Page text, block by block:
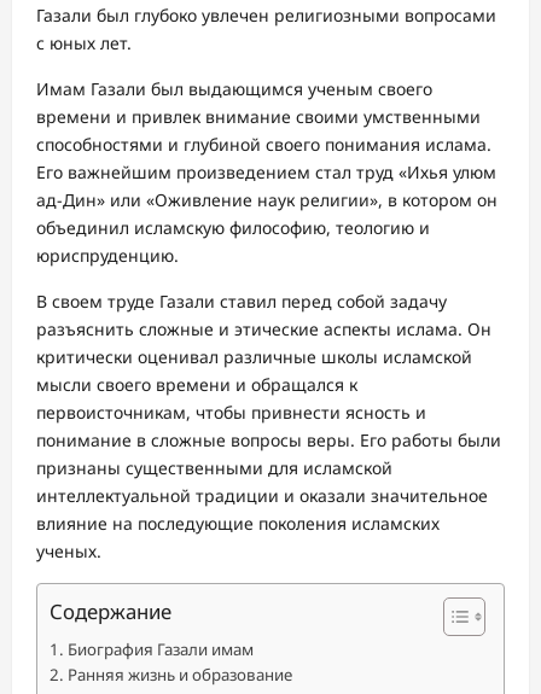
Газали был глубоко увлечен религиозными вопросами
с юных лет.
Имам Газали был выдающимся ученым своего
времени и привлек внимание своими умственными
способностями и глубиной своего понимания ислама.
Его важнейшим произведением стал труд «Ихья улюм
ад-Дин» или «Оживление наук религии», в котором он
объединил исламскую философию, теологию и
юриспруденцию.
В своем труде Газали ставил перед собой задачу
разъяснить сложные и этические аспекты ислама. Он
критически оценивал различные школы исламской
мысли своего времени и обращался к
первоисточникам, чтобы привнести ясность и
понимание в сложные вопросы веры. Его работы были
признаны существенными для исламской
интеллектуальной традиции и оказали значительное
влияние на последующие поколения исламских
ученых.
Содержание
Биография Газали имам
Ранняя жизнь и образование